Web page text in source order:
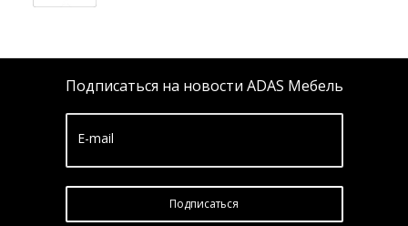
Подписаться на новости ADAS Мебель
E-mail
Подписатьcя